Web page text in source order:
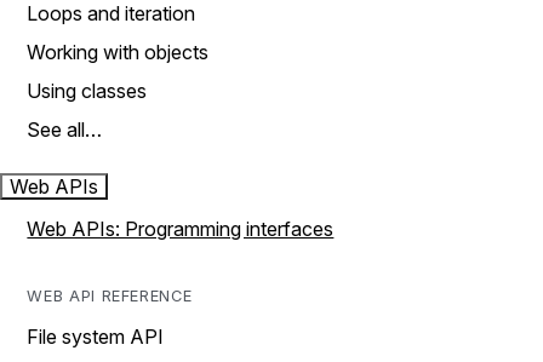
Loops and iteration
Working with objects
Using classes
See all…
Web APIs
Web APIs: Programming interfaces
WEB API REFERENCE
File system API